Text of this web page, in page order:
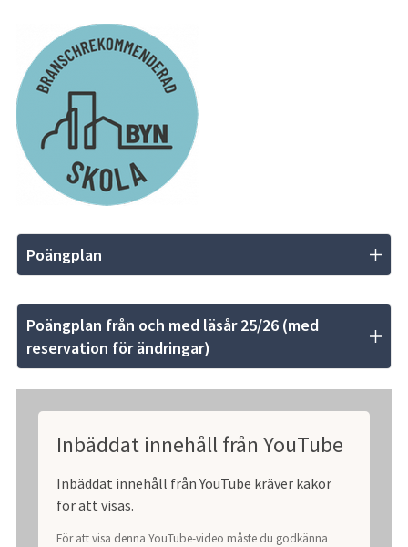
Poängplan
Poängplan från och med läsår 25/26 (med
reservation för ändringar)
Inbäddat innehåll från YouTube
Inbäddat innehåll från YouTube kräver kakor
för att visas.
För att visa denna YouTube-video måste du godkänna